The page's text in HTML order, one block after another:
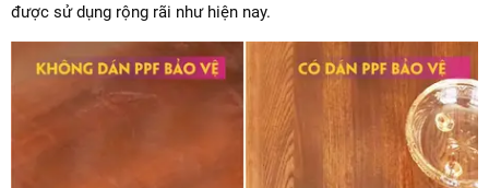
được sử dụng rộng rãi như hiện nay.